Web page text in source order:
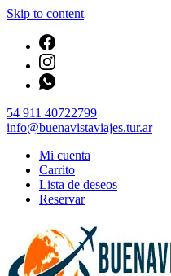
Skip to content
54 911 40722799
info@buenavistaviajes.tur.ar
Mi cuenta
Carrito
Lista de deseos
Reservar